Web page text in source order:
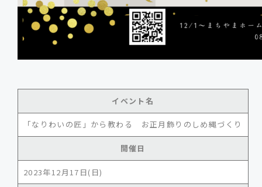
イベント名
「なりわいの匠」から教わる お正月飾りのしめ縄づくり
開催日
2023年12月17日(日)